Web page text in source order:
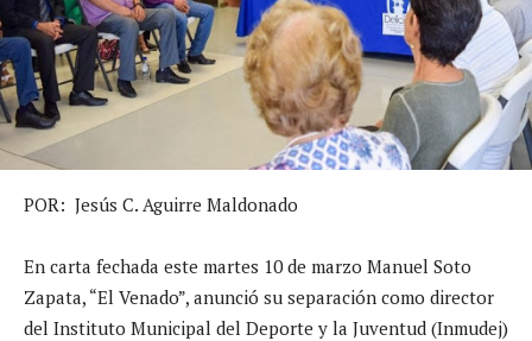
POR: Jesús C. Aguirre Maldonado
En carta fechada este martes 10 de marzo Manuel Soto
Zapata, “El Venado”, anunció su separación como director
del Instituto Municipal del Deporte y la Juventud (Inmudej)